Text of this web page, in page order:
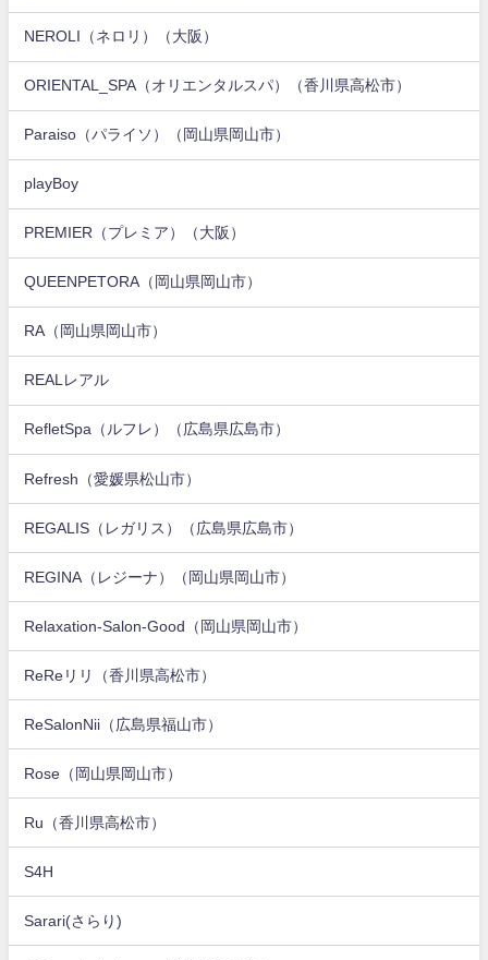
NEROLI（ネロリ）（大阪）
ORIENTAL_SPA（オリエンタルスパ）（香川県高松市）
Paraiso（パライソ）（岡山県岡山市）
playBoy
PREMIER（プレミア）（大阪）
QUEENPETORA（岡山県岡山市）
RA（岡山県岡山市）
REALレアル
RefletSpa（ルフレ）（広島県広島市）
Refresh（愛媛県松山市）
REGALIS（レガリス）（広島県広島市）
REGINA（レジーナ）（岡山県岡山市）
Relaxation-Salon-Good（岡山県岡山市）
ReReリリ（香川県高松市）
ReSalonNii（広島県福山市）
Rose（岡山県岡山市）
Ru（香川県高松市）
S4H
Sarari(さらり)